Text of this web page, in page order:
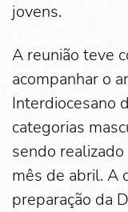
jovens.
A reunião teve
acompanhar o
Interdiocesano
categorias
sendo
mês de abril. A
preparação da